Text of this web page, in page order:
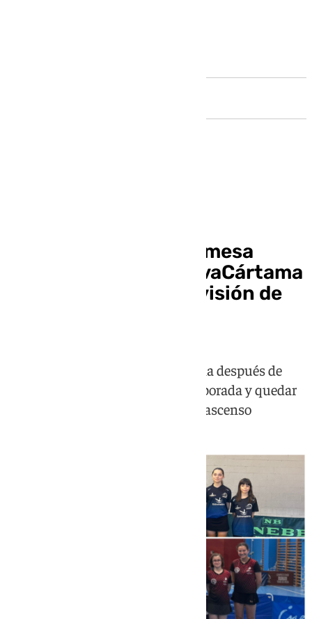
El equipo de tenis de mesa
Fundación Sando NovaCártama
logra el ascenso a División de
El equipo logra el salto de categoría después de
completar una sobresaliente temporada y quedar
como primer reserva en la fase de ascenso